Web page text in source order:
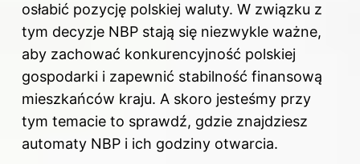
osłabić pozycję polskiej waluty. W związku z
tym decyzje NBP stają się niezwykle ważne,
aby zachować konkurencyjność polskiej
gospodarki i zapewnić stabilność finansową
mieszkańców kraju. A skoro jesteśmy przy
tym temacie to sprawdź, gdzie znajdziesz
automaty NBP i ich godziny otwarcia.